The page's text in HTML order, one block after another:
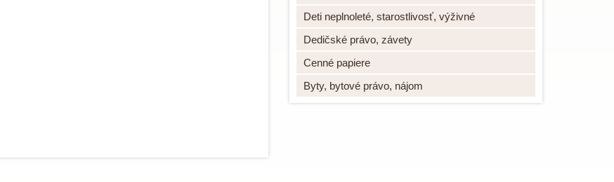
Deti neplnoleté, starostlivosť, výživné
Dedičské právo, závety
Cenné papiere
Byty, bytové právo, nájom